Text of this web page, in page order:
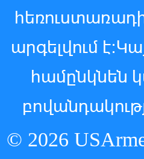
արգելվում
համընկնեն
© 2026